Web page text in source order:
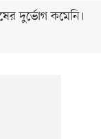
দুর্ভোগ কমেনি।